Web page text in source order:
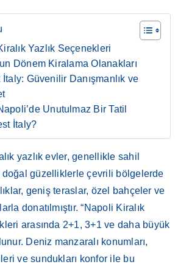
Yazlık Seçenekleri
Dönem Kiralama Olanakları
İtaly: Güvenilir Danışmanlık ve
Unutulmaz Bir Tatil
İtaly?
yazlık evler, genellikle sahil
güzelliklerle çevrili bölgelerde
geniş teraslar, özel bahçeler ve
donatılmıştır. “Napoli Kiralık
arasında 2+1, 3+1 ve daha büyük
Deniz manzaralı konumları,
ve sundukları konfor ile bu